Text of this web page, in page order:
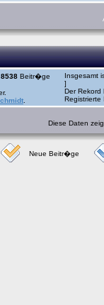
8538 Beitr�ge
Insgesamt
]
Der
Registrierte
Diese Daten
Neue Beitr�ge